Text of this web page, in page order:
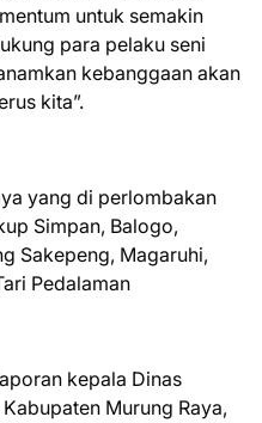
untuk semakin
para pelaku seni
kebanggaan akan
kita”.
yang di perlombakan
Simpan, Balogo,
Sakepeng, Magaruhi,
Pedalaman
kepala Dinas
Murung Raya,